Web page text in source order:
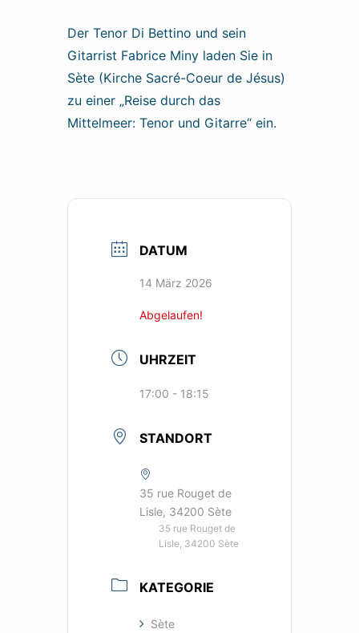
Der Tenor Di Bettino und sein
Gitarrist Fabrice Miny laden Sie in
Sète (Kirche Sacré-Coeur de Jésus)
zu einer „Reise durch das
Mittelmeer: Tenor und Gitarre“ ein.
DATUM
14 März 2026
Abgelaufen!
UHRZEIT
17:00 - 18:15
STANDORT
35 rue Rouget de
Lisle, 34200 Sète
35 rue Rouget de
Lisle, 34200 Sète
KATEGORIE
Sète